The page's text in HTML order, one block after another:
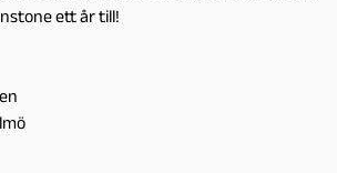
ett år till!